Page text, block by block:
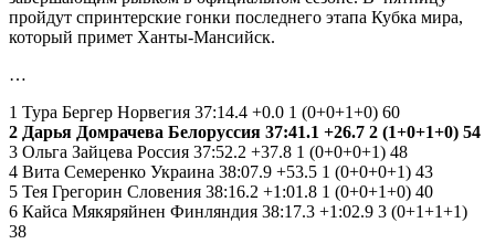
пройдут спринтерские гонки последнего этапа Кубка мира,
который примет Ханты-Мансийск.
…
1 Тура Бергер Норвегия 37:14.4 +0.0 1 (0+0+1+0) 60
2 Дарья Домрачева Белоруссия 37:41.1 +26.7 2 (1+0+1+0) 54
3 Ольга Зайцева Россия 37:52.2 +37.8 1 (0+0+0+1) 48
4 Вита Семеренко Украина 38:07.9 +53.5 1 (0+0+0+1) 43
5 Тея Грегорин Словения 38:16.2 +1:01.8 1 (0+0+1+0) 40
6 Кайса Мякяряйнен Финляндия 38:17.3 +1:02.9 3 (0+1+1+1)
38